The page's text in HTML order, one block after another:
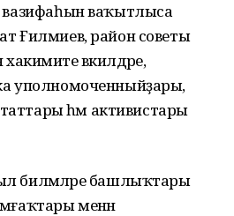
ваҡытлыса
Ғилмиев, район советы
вәкилдәре,
уполномоченныйҙары,
һәм активистары
башлыҡтары
менән